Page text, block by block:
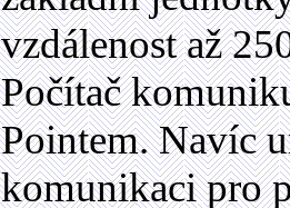
vzdálenost až
Počítač
Pointem. Navíc
komunikaci pro